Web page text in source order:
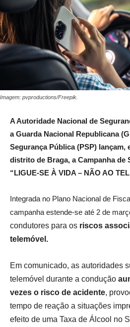
Imagem: pvproductions/Freepik.
A Autoridade Nacional de
a Guarda Nacional Republicana
Segurança Pública (PSP) lançam,
distrito de Braga, a Campanha de
“LIGUE-SE À VIDA – NÃO AO
Integrada no Plano Nacional de
campanha estende-se até 2 de
condutores para os riscos
telemóvel.
Em comunicado, as autoridades
telemóvel durante a condução
vezes o risco de acidente,
tempo de reação a situações
efeito de uma Taxa de Álcool no